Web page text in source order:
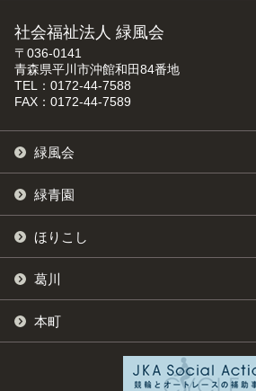
社会福祉法人 緑風会
〒036-0141
青森県平川市沖館和田84番地
TEL：0172-44-7588
FAX：0172-44-7589
緑風会
緑青園
ほりこし
葛川
本町